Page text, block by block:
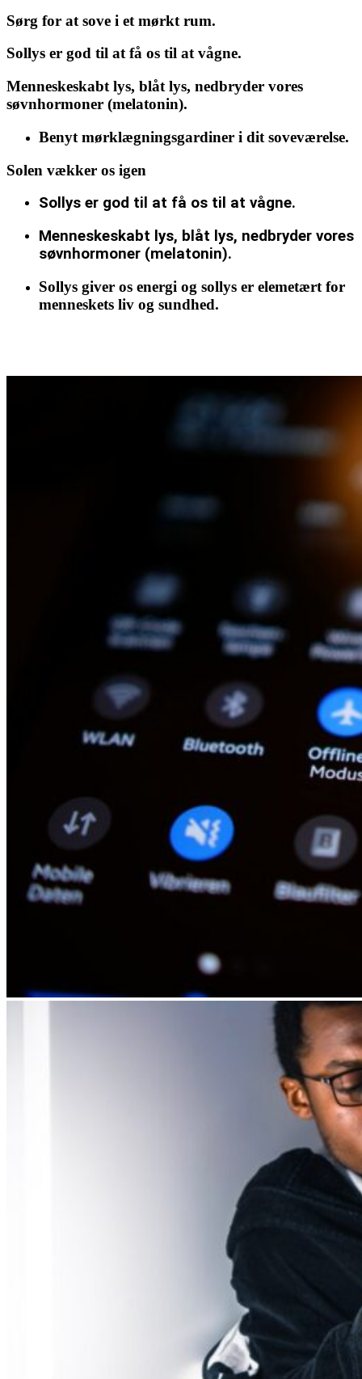
Sørg for at sove i et mørkt rum.
Sollys er god til at få os til at vågne.
Menneskeskabt lys, blåt lys, nedbryder vores
søvnhormoner (melatonin).
Benyt mørklægningsgardiner i dit soveværelse.
Solen vækker os igen
Sollys er god til at få os til at vågne.
Menneskeskabt lys, blåt lys, nedbryder vores
søvnhormoner (melatonin).
Sollys giver os energi og sollys er elemetært for
menneskets liv og sundhed.